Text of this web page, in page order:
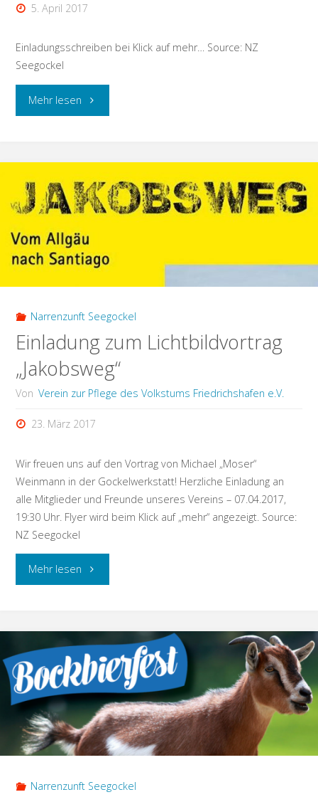
5. April 2017
Einladungsschreiben bei Klick auf mehr… Source: NZ
Seegockel
Mehr lesen"Einladung
13.
Gockel
Turnier"
Narrenzunft Seegockel
Einladung zum Lichtbildvortrag
„Jakobsweg“
Von Verein zur Pflege des Volkstums Friedrichshafen e.V.
23. März 2017
Wir freuen uns auf den Vortrag von Michael „Moser“
Weinmann in der Gockelwerkstatt! Herzliche Einladung an
alle Mitglieder und Freunde unseres Vereins – 07.04.2017,
19:30 Uhr. Flyer wird beim Klick auf „mehr“ angezeigt. Source:
NZ Seegockel
Mehr lesen"Einladung
Lichtbildvortrag
„Jakobsweg“"
Narrenzunft Seegockel